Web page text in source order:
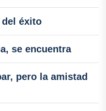
del éxito
se encuentra
pero la amistad